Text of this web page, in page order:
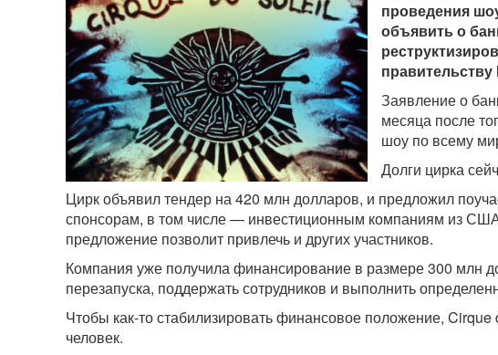
проведения
объявить о
Заявление о
месяца после
шоу по всему
Долги цирка
Цирк объявил тендер на 420 млн долларов, и предложил
спонсорам, в том числе — инвестиционным компаниям из
предложение позволит привлечь и других участников.
Компания уже получила финансирование в размере 300 млн
перезапуска, поддержать сотрудников и выполнить
Чтобы как-то стабилизировать финансовое положение,
человек.